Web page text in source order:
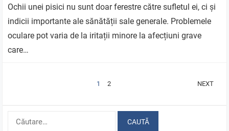
Ochii unei pisici nu sunt doar ferestre către sufletul ei, ci și
indicii importante ale sănătății sale generale. Problemele
oculare pot varia de la iritații minore la afecțiuni grave
care…
1 2 NEXT
Caută